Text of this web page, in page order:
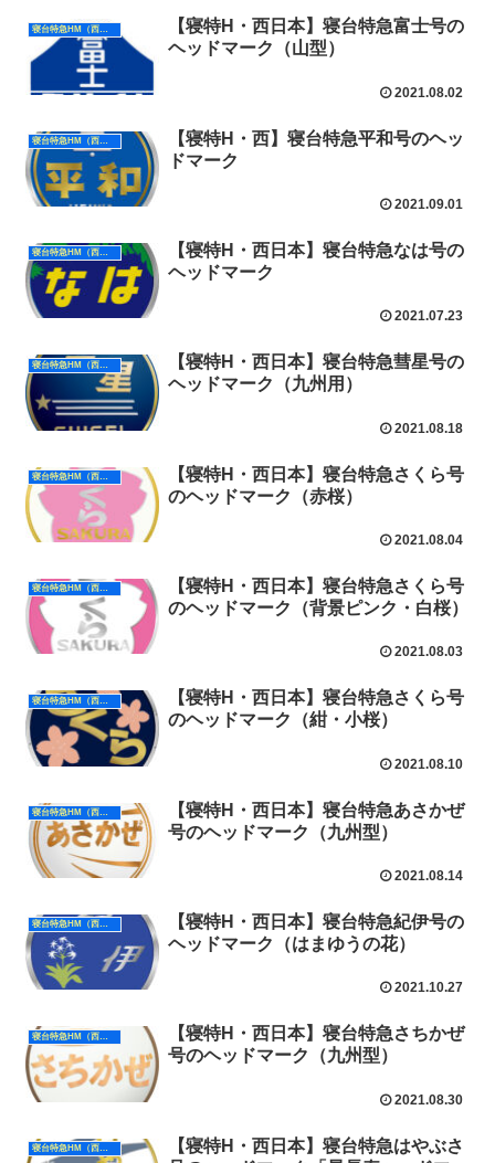
【寝特H・西日本】寝台特急富士号の
ヘッドマーク（山型）
2021.08.02
寝台特急HM（西日本）
【寝特H・西】寝台特急平和号のヘッ
ドマーク
2021.09.01
寝台特急HM（西日本）
【寝特H・西日本】寝台特急なは号の
ヘッドマーク
2021.07.23
【寝特H・西日本】寝台特急彗星号の
ヘッドマーク（九州用）
2021.08.18
寝台特急HM（西日本）
【寝特H・西日本】寝台特急さくら号
のヘッドマーク（赤桜）
2021.08.04
寝台特急HM（西日本）
【寝特H・西日本】寝台特急さくら号
のヘッドマーク（背景ピンク・白桜）
2021.08.03
【寝特H・西日本】寝台特急さくら号
のヘッドマーク（紺・小桜）
2021.08.10
寝台特急HM（西日本）
【寝特H・西日本】寝台特急あさかぜ
号のヘッドマーク（九州型）
2021.08.14
寝台特急HM（西日本）
【寝特H・西日本】寝台特急紀伊号の
ヘッドマーク（はまゆうの花）
2021.10.27
【寝特H・西日本】寝台特急さちかぜ
号のヘッドマーク（九州型）
2021.08.30
寝台特急HM（西日本）
【寝特H・西日本】寝台特急はやぶさ